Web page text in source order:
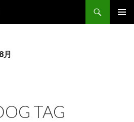
月
TAG